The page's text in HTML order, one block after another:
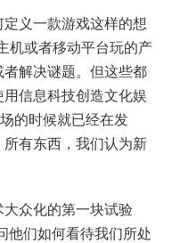
义一款游戏这样的想
机或者移动平台玩的产
解决谜题。但这些都
信息科技创造文化娱
的时候就已经在发
有东西，我们认为新
众化的第一块试验
他们如何看待我们所处